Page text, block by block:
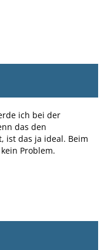
ich bei der
das den
ist das ja ideal. Beim
Problem.